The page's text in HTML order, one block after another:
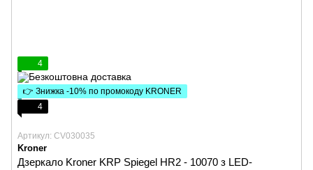
4
👉 Знижка -10% по промокоду KRONER
4
Артикул: CV030035
Kroner
Дзеркало Kroner KRP Spiegel HR2 - 10070 з LED-